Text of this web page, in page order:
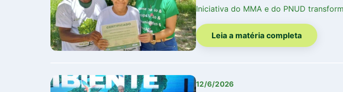
Iniciativa do MMA e do PNUD
Leia a matéria completa
12/6/2026